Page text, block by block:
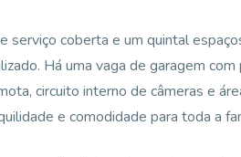
coberta e um quintal
Há uma vaga de garagem
circuito interno de câmeras e
e comodidade para toda a